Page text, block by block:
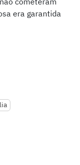
era garantida